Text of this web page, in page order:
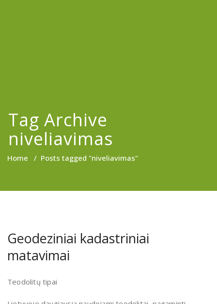
Tag Archive
niveliavimas
Home / Posts tagged "niveliavimas"
Geodeziniai kadastriniai
matavimai
Teodolitų tipai